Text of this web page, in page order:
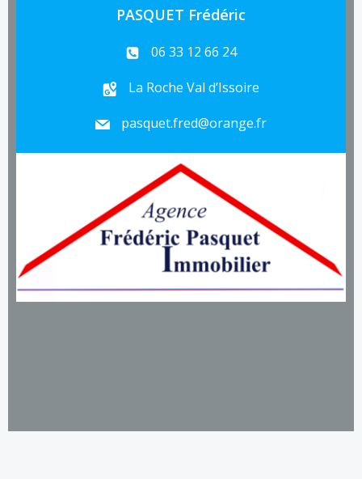
PASQUET Frédéric
06 33 12 66 24
La Roche Val d’Issoire
pasquet.fred@orange.fr